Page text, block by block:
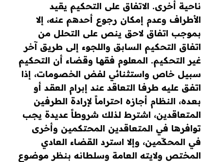
ناحية أخرى. الاتفاق على التحكيم يقيد
الأطراف وعدم إمكان رجوع أحدهم عنه، إلا
بموجب اتفاق لاحق ينص على التحلل من
اتفاق التحكيم السابق واللجوء إلى طريق آخر
غير التحكيم. المعلوم فقهـا وقضاء أن التحكيم
سبيل خاص واستثنائي لفض الخصومات، إذا
اتفـق عليه طرفـا التعاقد عند إبرام العقـد أو
بعـده، النظام أجازه احتراماً لإرادة الطرفين
المتعاقدين، اشترط لذلك شروطاً عديدة يجب
توافرها في المتعاقدين المحتكمين وأخرى
في المحكّمين، وإلا استرد القضاء العادي
المختص ولايته العامة وسلطانه بنظر موضوع